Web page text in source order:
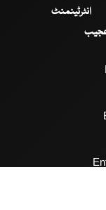
انٹرٹینمنٹ